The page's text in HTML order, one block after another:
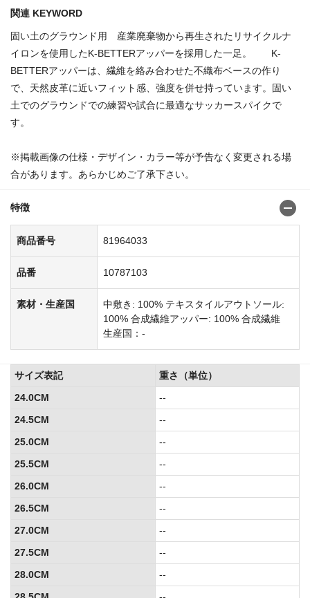
関連 KEYWORD
固い土のグラウンド用 産業廃棄物から再生されたリサイクルナ
イロンを使用したK-BETTERアッパーを採用した一足。 K-
BETTERアッパーは、繊維を絡み合わせた不織布ベースの作り
で、天然皮革に近いフィット感、強度を併せ持っています。固い
土でのグラウンドでの練習や試合に最適なサッカースパイクで
す。
※掲載画像の仕様・デザイン・カラー等が予告なく変更される場
合があります。あらかじめご了承下さい。
特徴
商品番号 81964033
品番 10787103
素材・生産国
中敷き: 100% テキスタイルアウトソール:
100% 合成繊維アッパー: 100% 合成繊維
生産国：-
サイズ表記
重さ（単位）
24.0CM
--
24.5CM
--
25.0CM
--
25.5CM
--
26.0CM
--
26.5CM
--
27.0CM
--
27.5CM
--
28.0CM
--